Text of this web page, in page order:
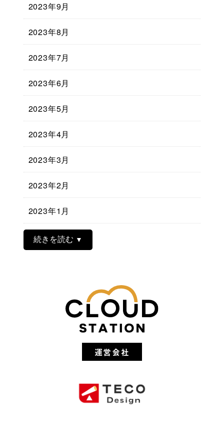
2023年9月
2023年8月
2023年7月
2023年6月
2023年5月
2023年4月
2023年3月
2023年2月
2023年1月
続きを読む
運営会社